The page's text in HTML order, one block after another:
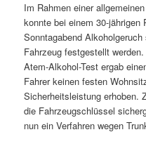
Im Rahmen einer
konnte bei einem 30-jährigen
Sonntagabend
Fahrzeug festgestellt
Atem-Alkohol-Test ergab
Fahrer keinen festen
Sicherheitsleistung erhoben.
die Fahrzeugschlüssel
nun ein Verfahren wegen